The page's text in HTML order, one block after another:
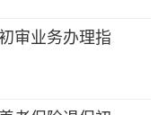
审业务办理指